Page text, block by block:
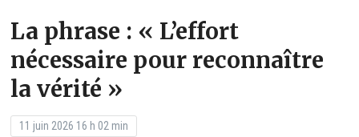
La phrase : « L’effort
nécessaire pour reconnaître
la vérité »
11 juin 2026 16 h 02 min